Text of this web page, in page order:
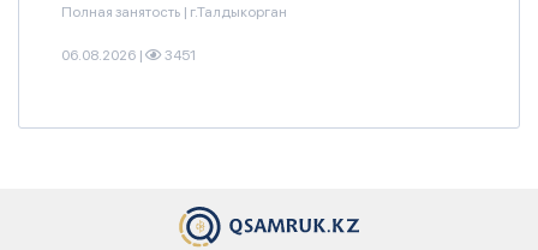
Полная занятость | г.Талдыкорган
06.08.2026 | 3451